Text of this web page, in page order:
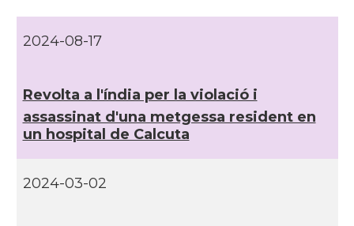
2024-08-17
Revolta a l'índia per la violació i
assassinat d'una metgessa resident en
un hospital de Calcuta
2024-03-02